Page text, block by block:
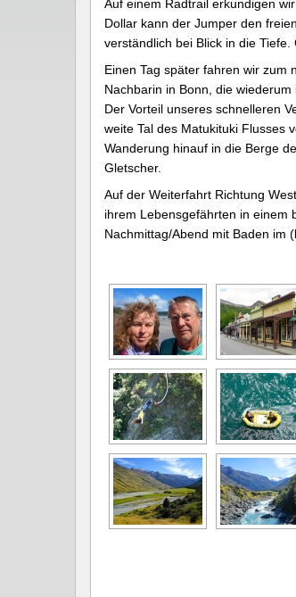
Auf einem Radtrail erkundigen
Dollar kann der Jumper den
verständlich bei Blick in die
Einen Tag später fahren wir zum
Nachbarin in Bonn, die
Der Vorteil unseres schnelleren
weite Tal des Matukituki Flusses
Wanderung hinauf in die Berge
Gletscher.
Auf der Weiterfahrt Richtung
ihrem Lebensgefährten in einem
Nachmittag/Abend mit Baden im